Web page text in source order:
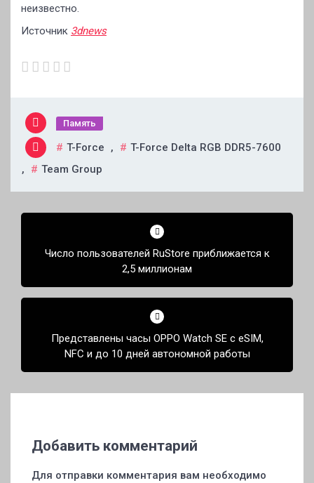
неизвестно.
Источник 3dnews
Память
T-Force ,
T-Force Delta RGB DDR5-7600
,
Team Group
Навигация
записямЧисло пользователей RuStore приближается к
2,5 миллионам
Представлены часы OPPO Watch SE с eSIM,
NFC и до 10 дней автономной работы
Добавить комментарий
Для отправки комментария вам необходимо